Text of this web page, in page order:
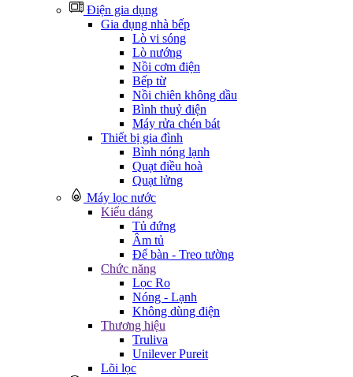
Điện gia dụng
Gia đụng nhà bếp
Lò vi sóng
Lò nướng
Nồi cơm điện
Bếp từ
Nồi chiên không dầu
Bình thuỷ điện
Máy rửa chén bát
Thiết bị gia đình
Bình nóng lạnh
Quạt điều hoà
Quạt lửng
Máy lọc nước
Kiểu dáng
Tủ đứng
Âm tủ
Để bàn - Treo tường
Chức năng
Lọc Ro
Nóng - Lạnh
Không dùng điện
Thương hiệu
Truliva
Unilever Pureit
Lõi lọc